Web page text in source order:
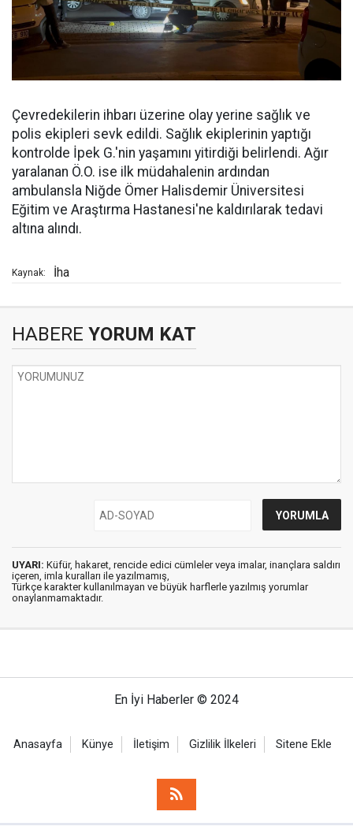
Çevredekilerin ihbarı üzerine olay yerine sağlık ve
polis ekipleri sevk edildi. Sağlık ekiplerinin yaptığı
kontrolde İpek G.'nin yaşamını yitirdiği belirlendi. Ağır
yaralanan Ö.O. ise ilk müdahalenin ardından
ambulansla Niğde Ömer Halisdemir Üniversitesi
Eğitim ve Araştırma Hastanesi'ne kaldırılarak tedavi
altına alındı.
Kaynak: İha
HABERE YORUM KAT
UYARI: Küfür, hakaret, rencide edici cümleler veya imalar, inançlara saldırı
içeren, imla kuralları ile yazılmamış,
Türkçe karakter kullanılmayan ve büyük harflerle yazılmış yorumlar
onaylanmamaktadır.
En İyi Haberler © 2024
Anasayfa Künye İletişim Gizlilik İlkeleri Sitene Ekle